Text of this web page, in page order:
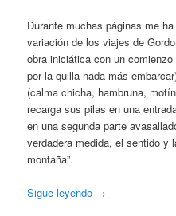
Durante muchas páginas me
variación de los viajes de
obra iniciática con un
por la quilla nada más
(calma chicha, hambruna,
recarga sus pilas en una
en una segunda parte
verdadera medida, el sentido y
montaña”.
Sigue leyendo →